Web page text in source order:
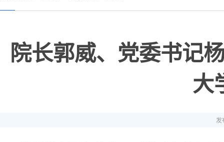
院长郭威、党委书记
大
发